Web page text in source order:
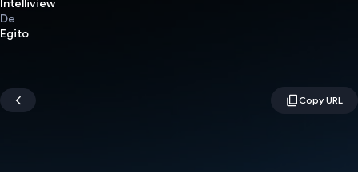
Intelliview
De
Egito